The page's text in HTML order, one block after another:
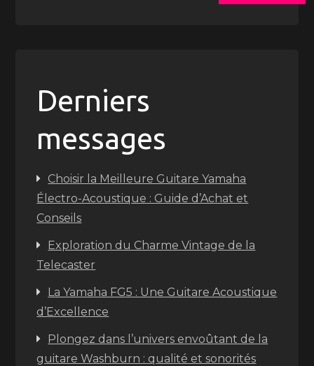
Derniers
messages
Choisir la Meilleure Guitare Yamaha
Électro-Acoustique : Guide d’Achat et
Conseils
Exploration du Charme Vintage de la
Telecaster
La Yamaha FG5 : Une Guitare Acoustique
d’Excellence
Plongez dans l’univers envoûtant de la
guitare Washburn : qualité et sonorités